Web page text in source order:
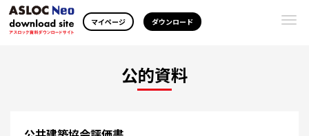
マイページ ダウンロード
公的資料